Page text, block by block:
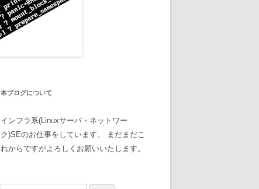
本ブログについて
インフラ系(Linuxサーバ・ネットワー
ク)SEのお仕事をしています。 まだまだこ
れからですがよろしくお願いいたします。